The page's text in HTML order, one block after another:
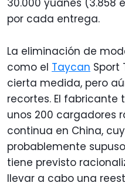
por cada entrega.
La eliminación de
como el Taycan Sport
cierta medida, pero
recortes. El
unos 200 cargadores
continua en China,
probablemente
tiene previsto
llevar a cabo una